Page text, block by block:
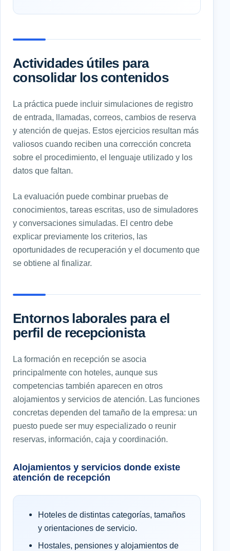
Actividades útiles para
consolidar los contenidos
La práctica puede incluir simulaciones de registro
de entrada, llamadas, correos, cambios de reserva
y atención de quejas. Estos ejercicios resultan más
valiosos cuando reciben una corrección concreta
sobre el procedimiento, el lenguaje utilizado y los
datos que faltan.
La evaluación puede combinar pruebas de
conocimientos, tareas escritas, uso de simuladores
y conversaciones simuladas. El centro debe
explicar previamente los criterios, las
oportunidades de recuperación y el documento que
se obtiene al finalizar.
Entornos laborales para el
perfil de recepcionista
La formación en recepción se asocia
principalmente con hoteles, aunque sus
competencias también aparecen en otros
alojamientos y servicios de atención. Las funciones
concretas dependen del tamaño de la empresa: un
puesto puede ser muy especializado o reunir
reservas, información, caja y coordinación.
Alojamientos y servicios donde existe
atención de recepción
Hoteles de distintas categorías, tamaños
y orientaciones de servicio.
Hostales, pensiones y alojamientos de